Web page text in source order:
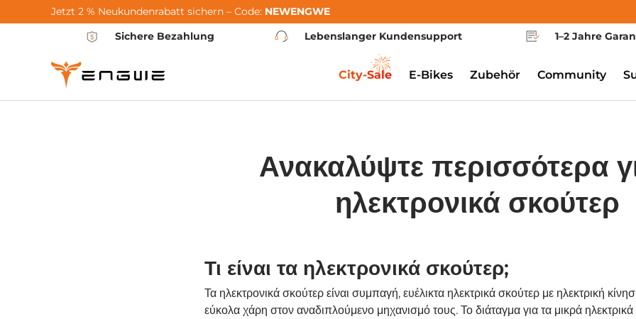
Μετάβαση στο περιεχόμενο
Jetzt 2 % Neukundenrabatt sichern – Code: NEWENGWE
Sichere Bezahlung
Lebenslanger Kundensupport 1–2 Jahre
City-Sale E-Bikes Zubehör Community
Ανακαλύψτε περισσότερα
ηλεκτρονικά σκούτερ
Τι είναι τα ηλεκτρονικά σκούτερ;
Τα ηλεκτρονικά σκούτερ είναι συμπαγή, ευέλικτα ηλεκτρικά σκούτερ με ηλεκτρική
εύκολα χάρη στον αναδιπλούμενο μηχανισμό τους. Το διάταγμα για τα μικρά